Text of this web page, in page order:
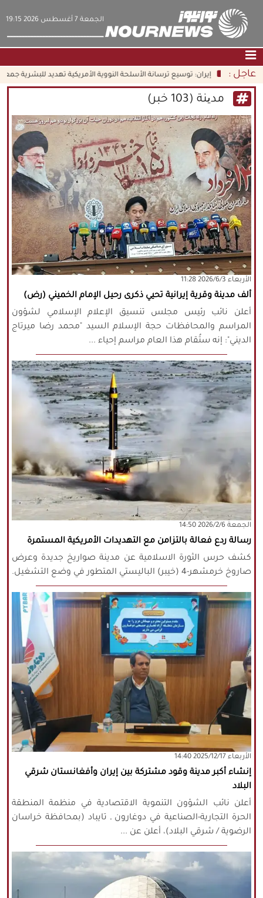
‫‫الجمعة‬‬ 7 أغسطس 2026 19:15
الصفحة الرئيسية|التواصل معنا|من نحن
عناوين الأخبار
الثقافة والمجتمع
اقتصاد
سياسة
الوسائط المتعددة
|فارسي|
English
|العربيه|
|עברית|
русский|中文
|
كافة الحقوق محفوظة لموقع نورنيوز
يُرجى ذكر المصدر عند نقل أي موضوع عن
موقعنا
عاجل :إيران: توسيع ترسانة الأسلحة النووية الأمريكية تهديد للبشرية جمعاء
مدینة (103 خبر)
‫‫الأربعاء‬‬ 2026/6/3 11:28
ألف مدينة وقرية إيرانية تحيي ذكرى رحيل الإمام الخميني (رض)
أعلن نائب رئيس مجلس تنسيق الإعلام الإسلامي لشؤون
المراسم والمحافظات حجة الإسلام السيد "محمد رضا ميرتاج
الديني": إنه ستُقام هذا العام مراسم إحياء ...
‫‫الجمعة‬‬ 2026/2/6 14:50
رسالة ردع فعالة بالتزامن مع التهديدات الأمريكية المستمرة
كشف حرس الثورة الاسلامية عن مدينة صواريخ جديدة وعرض
صاروخ خرمشهر-4 (خيبر) الباليستي المتطور في وضع التشغيل.
‫‫الأربعاء‬‬ 2025/12/17 14:40
إنشاء أكبر مدينة وقود مشتركة بين إيران وأفغانستان شرقي
البلاد
أعلن نائب الشؤون التنموية الاقتصادية في منظمة المنطقة
الحرة التجارية-الصناعية في دوغارون ـ تايباد (بمحافظة خراسان
الرضوية / شرقي البلاد)، أعلن عن ...